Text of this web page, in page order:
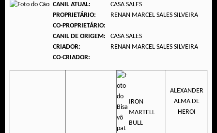
CANIL ATUAL:
CASA SALES
PROPRIETÁRIO:
RENAN MARCEL SALES SILVEIRA
CO-PROPRIETÁRIO:
CANIL DE ORIGEM:
CASA SALES
CRIADOR:
RENAN MARCEL SALES SILVEIRA
CO-CRIADOR:
IRON
MARTELL
BULL
ALEXANDER
ALMA DE
HEROI